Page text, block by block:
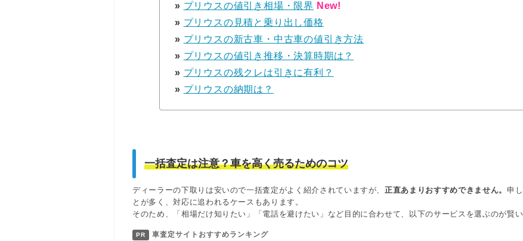
» プリウスの値引き相場・限界 New!
» プリウスの見積と乗り出し価格
» プリウスの新古車・中古車の値引き方法
» プリウスの値引き推移・決算時期は？
» プリウスの残クレは引きに有利？
» プリウスの納期は？
一括査定は注意？車を高く売るためのコツ
ディーラーの下取りは安いので一括査定がよく紹介されていますが、正直あまりおすすめできません。 申
とが多く、対応に追われるケースもあります。
そのため、「相場だけ知りたい」「電話を避けたい」など目的に合わせて、以下のサービスを選ぶのが賢い
PR 車査定サイトおすすめランキング